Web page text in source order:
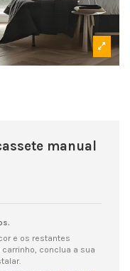
manual
e os restantes
conclua a sua